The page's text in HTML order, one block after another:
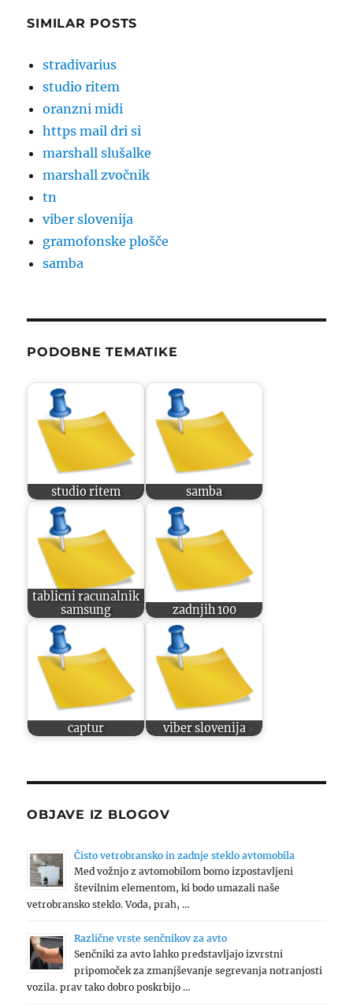
SIMILAR POSTS
stradivarius
studio ritem
oranzni midi
https mail dri si
marshall slušalke
marshall zvočnik
tn
viber slovenija
gramofonske plošče
samba
PODOBNE TEMATIKE
studio ritem samba
tablicni racunalnik
samsung
zadnjih 100
captur viber slovenija
OBJAVE IZ BLOGOV
Čisto vetrobransko in zadnje steklo avtomobila
Med vožnjo z avtomobilom bomo izpostavljeni
številnim elementom, ki bodo umazali naše
vetrobransko steklo. Voda, prah, …
Različne vrste senčnikov za avto
Senčniki za avto lahko predstavljajo izvrstni
pripomoček za zmanjševanje segrevanja notranjosti
vozila. prav tako dobro poskrbijo …